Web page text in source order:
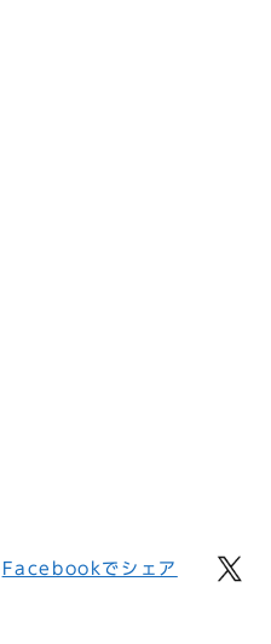
Facebookでシェア